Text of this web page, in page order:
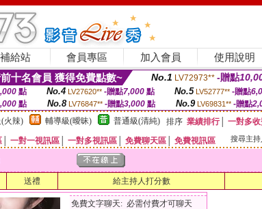
給站 會員專區 加入會員 使用說明
十名會員 獲得免費點數~ No.1 LV72973** -贈點
點 No.4 LV27620** -贈點7,000點 No.5 LV52777** -贈點
點 No.8 LV76847** -贈點3,000 點 No.9 LV69831** -贈點
火辣) 輔導級(曖昧) 普通級(清純) 排序 業績排行│ 一對多
一對一視訊區 一對多視訊區 免費聊天區 免費視訊區 搜尋主持
送禮 給主持人打分數
免費文字聊天: 必需付費才可聊天